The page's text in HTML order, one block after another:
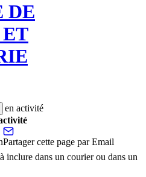
DE
en activité
Partager cette page par Email
inclure dans un courier ou dans un